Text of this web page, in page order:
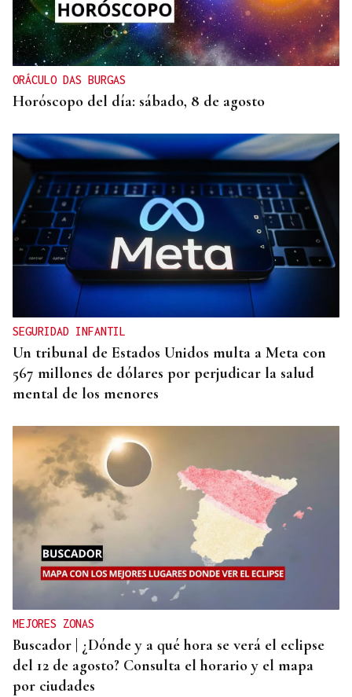
ORÁCULO DAS BURGAS
Horóscopo del día: sábado, 8 de agosto
SEGURIDAD INFANTIL
Un tribunal de Estados Unidos multa a Meta con
567 millones de dólares por perjudicar la salud
mental de los menores
MEJORES ZONAS
Buscador | ¿Dónde y a qué hora se verá el eclipse
del 12 de agosto? Consulta el horario y el mapa
por ciudades